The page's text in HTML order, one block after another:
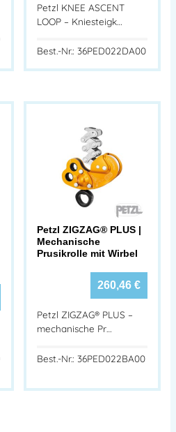
Petzl KNEE ASCENT
LOOP – Kniesteigk…
Best.-Nr.: 36PED022DA00
Petzl ZIGZAG® PLUS |
Mechanische
Prusikrolle mit Wirbel
260,46 €
Petzl ZIGZAG® PLUS –
mechanische Pr…
Best.-Nr.: 36PED022BA00